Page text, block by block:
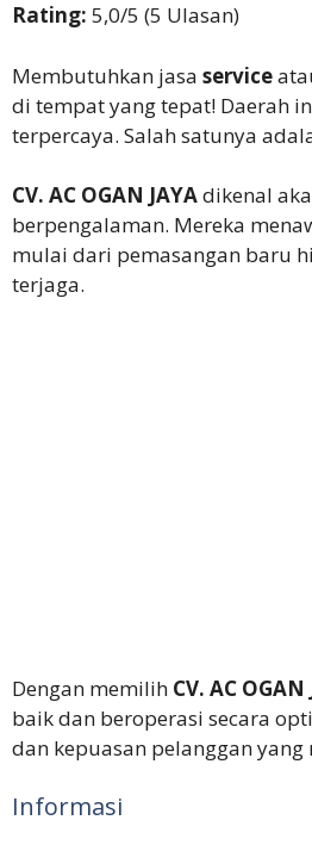
Rating: 5,0/5 (5 Ulasan)
Membutuhkan jasa service
di tempat yang tepat! Daerah
terpercaya. Salah satunya
CV. AC OGAN JAYAdikenal
berpengalaman. Mereka
mulai dari pemasangan baru
terjaga.
Dengan memilih CV. AC OGAN
baik dan beroperasi secara
dan kepuasan pelanggan
Informasi